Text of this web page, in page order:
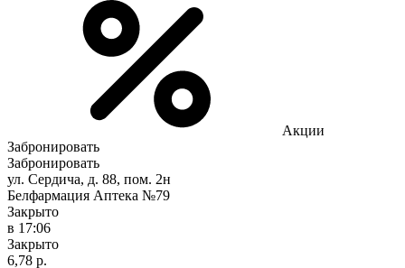
Акции
Забронировать
Забронировать
ул. Сердича, д. 88, пом. 2н
Белфармация Аптека №79
Закрыто
в 17:06
Закрыто
6,78 р.